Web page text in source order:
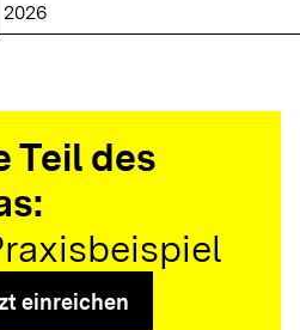
2026
Teil des
einreichen